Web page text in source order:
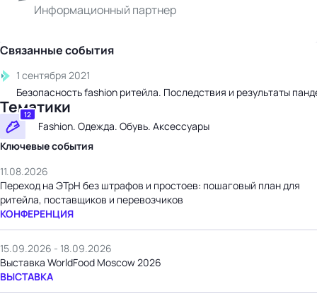
Информационный партнер
Связанные события
1 сентября 2021
Безопасность fashion ритейла. Последствия и результаты
Тематики
12
Fashion. Одежда. Обувь. Аксессуары
Ключевые события
11.08.2026
Переход на ЭТрН без штрафов и простоев: пошаговый план для
ритейла, поставщиков и перевозчиков
КОНФЕРЕНЦИЯ
15.09.2026 - 18.09.2026
Выставка WorldFood Moscow 2026
ВЫСТАВКА